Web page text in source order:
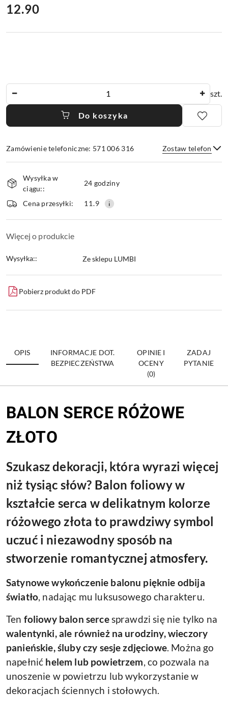
cena:
12.90
szt.
Do koszyka
Zamówienie telefoniczne: 571 006 316 Zostaw telefon
Dostępność
i
dostawa
Wysyłka w
ciągu::
24 godziny
Cena przesyłki: 11.9
Więcej o produkcie
Wysyłka:: Ze sklepu LUMBI
Pobierz produkt do PDF
OPIS
INFORMACJE DOT.
BEZPIECZEŃSTWA
OPINIE I
OCENY
(0)
ZADAJ
PYTANIE
BALON SERCE RÓŻOWE
ZŁOTO
Szukasz dekoracji, która wyrazi więcej
niż tysiąc słów? Balon foliowy w
kształcie serca w delikatnym kolorze
różowego złota to prawdziwy symbol
uczuć i niezawodny sposób na
stworzenie romantycznej atmosfery.
Satynowe wykończenie balonu pięknie odbija
światło, nadając mu luksusowego charakteru.
Ten foliowy balon sercesprawdzi się nie tylko na
walentynki, ale również na urodziny, wieczory
panieńskie, śluby czy sesje zdjęciowe. Można go
napełnić helem lub powietrzem, co pozwala na
unoszenie w powietrzu lub wykorzystanie w
dekoracjach ściennych i stołowych.